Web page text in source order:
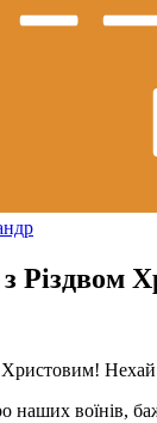
Різдвом
Нехай
наших воїнів,